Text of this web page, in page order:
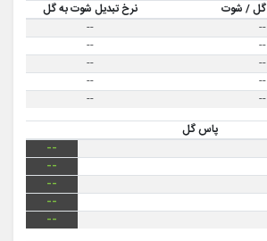
گل / شوت
نرخ تبدیل شوت به گل
--
--
--
--
--
--
--
--
--
--
پاس گل
--
--
--
--
--